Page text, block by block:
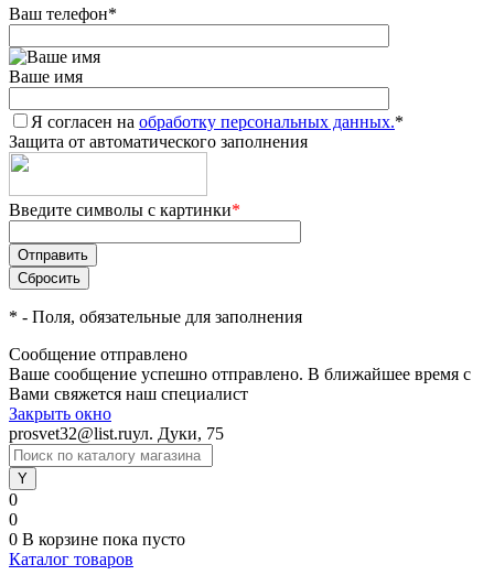
Ваш телефон*
Ваше имя
Я согласен на обработку персональных данных.*
Защита от автоматического заполнения
Введите символы с картинки*
* - Поля, обязательные для заполнения
Сообщение отправлено
Ваше сообщение успешно отправлено. В ближайшее время с
Вами свяжется наш специалист
Закрыть окно
prosvet32@list.ruул. Дуки, 75
0
0
0 В корзине пока пусто
Каталог товаров